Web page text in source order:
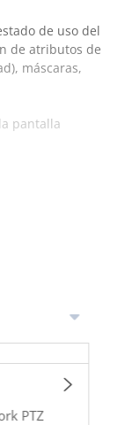
de uso del
de atributos de
máscaras,
pantalla
PTZ